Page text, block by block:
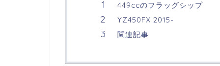
449ccのフラッグシップ
YZ450FX 2015-
関連記事